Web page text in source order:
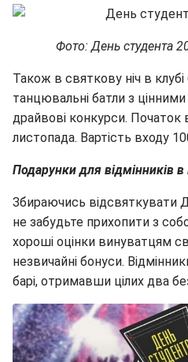
Фото: День студента
Також в святкову ніч в клубі
танцювальні батли з
драйвові конкурси. Початок
листопада. Вартість входу
Подарунки для відмінників в
Збираючись відсвяткувати
не забудьте прихопити з
хороші оцінки винуватцям
незвичайні бонуси.
барі, отримавши цілих два